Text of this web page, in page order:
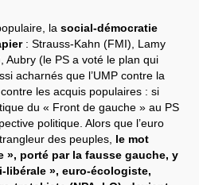
la social-démocratie
: Strauss-Kahn (FMI), Lamy
Aubry (le PS a voté le plan qui
acharnés que l’UMP contre la
les acquis populaires : si
du « Front de gauche » au PS
politique. Alors que l’euro
des peuples, le mot
», porté par la fausse gauche, y
libérale », euro-écologiste,